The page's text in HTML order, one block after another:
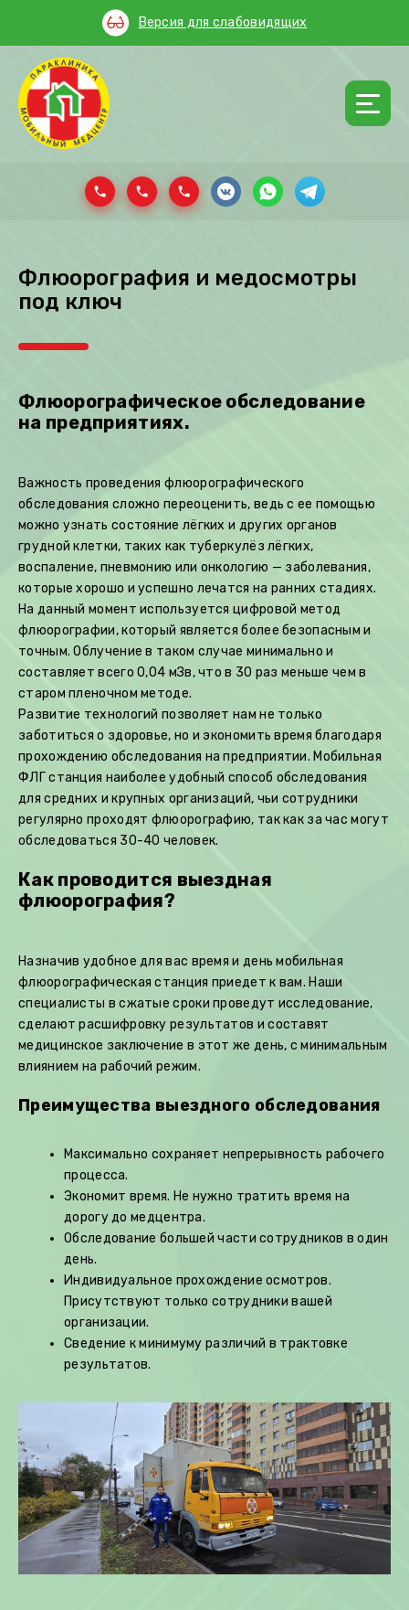
Версия для слабовидящих
Флюорография и медосмотры
под ключ
Флюорографическое обследование
на предприятиях.
Важность проведения флюорографического
обследования сложно переоценить, ведь с ее помощью
можно узнать состояние лёгких и других органов
грудной клетки, таких как туберкулёз лёгких,
воспаление, пневмонию или онкологию — заболевания,
которые хорошо и успешно лечатся на ранних стадиях.
На данный момент используется цифровой метод
флюорографии, который является более безопасным и
точным. Облучение в таком случае минимально и
составляет всего 0,04 мЗв, что в 30 раз меньше чем в
старом пленочном методе.
Развитие технологий позволяет нам не только
заботиться о здоровье, но и экономить время благодаря
прохождению обследования на предприятии. Мобильная
ФЛГ станция наиболее удобный способ обследования
для средних и крупных организаций, чьи сотрудники
регулярно проходят флюорографию, так как за час могут
обследоваться 30-40 человек.
Как проводится выездная
флюорография?
Назначив удобное для вас время и день мобильная
флюорографическая станция приедет к вам. Наши
специалисты в сжатые сроки проведут исследование,
сделают расшифровку результатов и составят
медицинское заключение в этот же день, с минимальным
влиянием на рабочий режим.
Преимущества выездного обследования
Максимально сохраняет непрерывность рабочего
процесса.
Экономит время. Не нужно тратить время на
дорогу до медцентра.
Обследование большей части сотрудников в один
день.
Индивидуальное прохождение осмотров.
Присутствуют только сотрудники вашей
организации.
Сведение к минимуму различий в трактовке
результатов.